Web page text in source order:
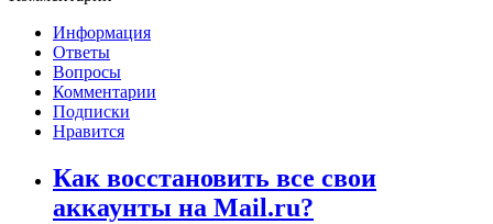
Информация
Ответы
Вопросы
Комментарии
Подписки
Нравится
Как восстановить все свои
аккаунты на Mail.ru?